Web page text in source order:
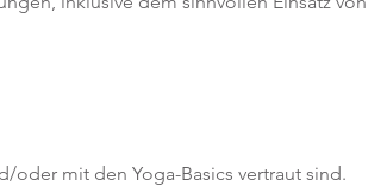
oder mit den Yoga-Basics vertraut sind.